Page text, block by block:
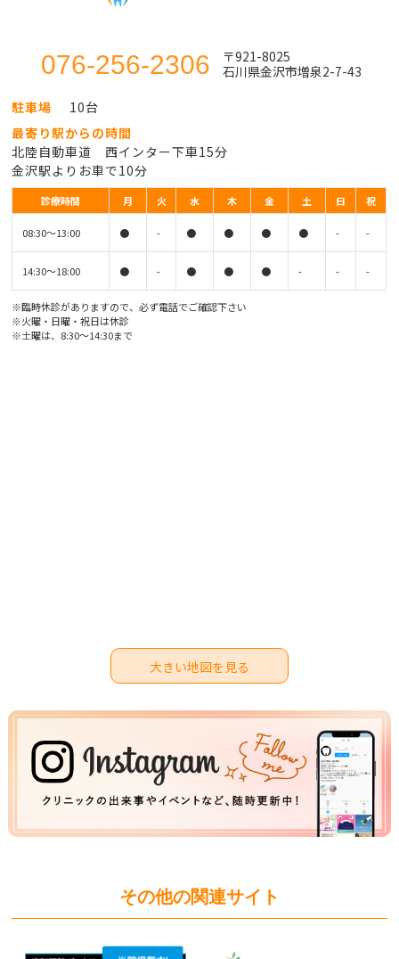
076-256-2306
〒921-8025
石川県金沢市増泉2-7-43
駐車場
10台
最寄り駅からの時間
北陸自動車道 西インター下車15分
金沢駅よりお車で10分
診療時間 月 火 水 木 金 土 日 祝
08:30〜13:00 ● - ● ● ● ● - -
14:30〜18:00 ● - ● ● ● - - -
※臨時休診がありますので、必ず電話でご確認下さい
※火曜・日曜・祝日は休診
※土曜は、8:30〜14:30まで
大きい地図を見る
その他の関連サイト